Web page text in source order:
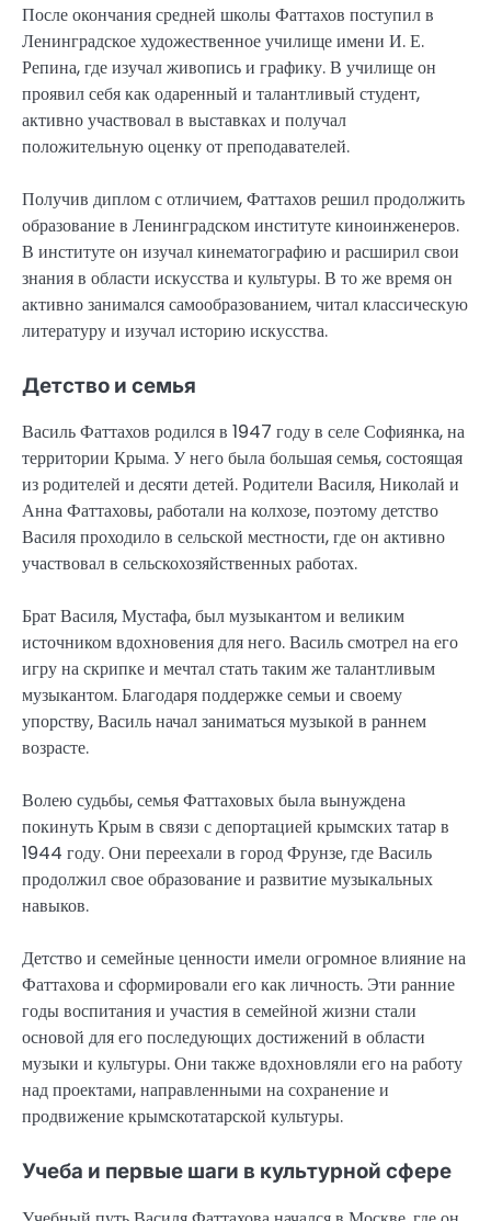
После окончания средней школы Фаттахов поступил в
Ленинградское художественное училище имени И. Е.
Репина, где изучал живопись и графику. В училище он
проявил себя как одаренный и талантливый студент,
активно участвовал в выставках и получал
положительную оценку от преподавателей.
Получив диплом с отличием, Фаттахов решил продолжить
образование в Ленинградском институте киноинженеров.
В институте он изучал кинематографию и расширил свои
знания в области искусства и культуры. В то же время он
активно занимался самообразованием, читал классическую
литературу и изучал историю искусства.
Детство и семья
Василь Фаттахов родился в 1947 году в селе Софиянка, на
территории Крыма. У него была большая семья, состоящая
из родителей и десяти детей. Родители Василя, Николай и
Анна Фаттаховы, работали на колхозе, поэтому детство
Василя проходило в сельской местности, где он активно
участвовал в сельскохозяйственных работах.
Брат Василя, Мустафа, был музыкантом и великим
источником вдохновения для него. Василь смотрел на его
игру на скрипке и мечтал стать таким же талантливым
музыкантом. Благодаря поддержке семьи и своему
упорству, Василь начал заниматься музыкой в раннем
возрасте.
Волею судьбы, семья Фаттаховых была вынуждена
покинуть Крым в связи с депортацией крымских татар в
1944 году. Они переехали в город Фрунзе, где Василь
продолжил свое образование и развитие музыкальных
навыков.
Детство и семейные ценности имели огромное влияние на
Фаттахова и сформировали его как личность. Эти ранние
годы воспитания и участия в семейной жизни стали
основой для его последующих достижений в области
музыки и культуры. Они также вдохновляли его на работу
над проектами, направленными на сохранение и
продвижение крымскотатарской культуры.
Учеба и первые шаги в культурной сфере